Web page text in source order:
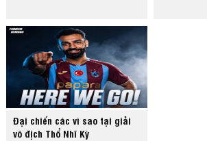
Đại chiến các vì sao tại giải
vô địch Thổ Nhĩ Kỳ